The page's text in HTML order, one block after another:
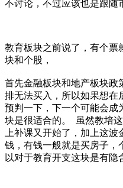
不讨论，不过应该也是跟随
教育板块之前说了，有个票
块和个股，
首先金融板块和地产板块政
排无法买入，所以如果想在
预判一下，下一个可能会成
块是很适合的。 虽然教培
上补课又开始了，加上这
钱，有钱一般就是买房子，
以对于教育开支这块是有隐